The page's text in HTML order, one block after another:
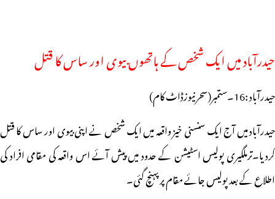
حیدرآباد میں ایک شخص کے ہاتھوں بیوی اور ساس کا قتل
حیدرآباد :16۔ستمبر(سحرنیوزڈاٹ کام)
حیدرآباد میں آج ایک سنسنی خیز واقعہ میں ایک شخص نے اپنی بیوی اور ساس کا قتل
کردیا۔ترملگیری پولیس اسٹیشن کے حدود میں پیش آئے اس واقعہ کی مقامی افراد کی
اطلاع کے بعد پولیس جائے مقام پر پہنچ گئی۔